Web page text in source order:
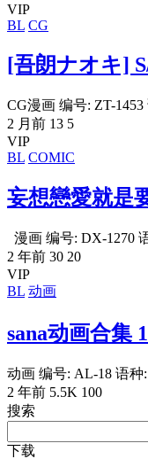
VIP
BL CG
[吾朗ナオキ]
CG漫画 编号: ZT-
2 月前 13 5
VIP
BL COMIC
妄想戀愛就是
漫画 编号: DX-1270
2 年前 30 20
VIP
BL 动画
sana动画合集
动画 编号: AL-18 语种
2 年前 5.5K 100
搜索
下载